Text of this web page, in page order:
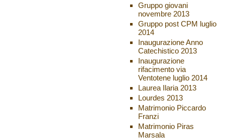
Gruppo giovani
novembre 2013
Gruppo post CPM luglio
2014
Inaugurazione Anno
Catechistico 2013
Inaugurazione
rifacimento via
Ventotene luglio 2014
Laurea Ilaria 2013
Lourdes 2013
Matrimonio Piccardo
Franzi
Matrimonio Piras
Marsala